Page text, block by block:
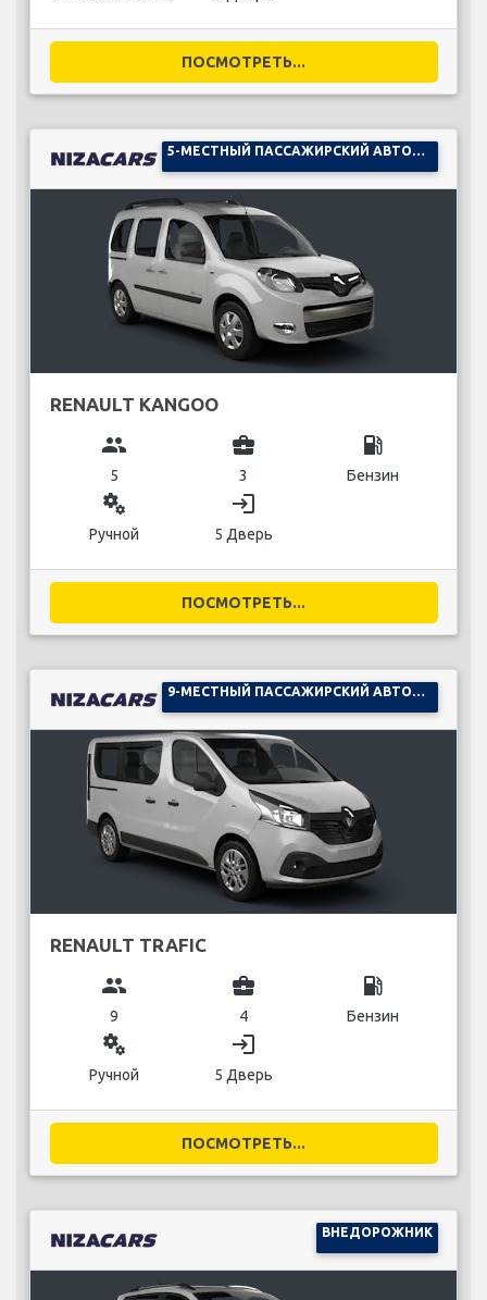
ПОСМОТРЕТЬ...
RENAULT KANGOO
group
5
business_center
3
local_gas_station
Бензин
miscellaneous_services
Ручной
login
5 Дверь
ПОСМОТРЕТЬ...
RENAULT TRAFIC
group
9
business_center
4
local_gas_station
Бензин
miscellaneous_services
Ручной
login
5 Дверь
ПОСМОТРЕТЬ...
ВНЕДОРОЖНИК